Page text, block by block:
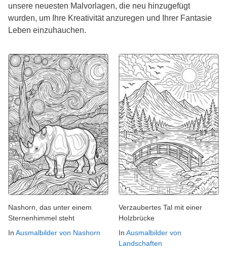
unsere neuesten Malvorlagen, die neu hinzugefügt
wurden, um Ihre Kreativität anzuregen und Ihrer Fantasie
Leben einzuhauchen.
Nashorn, das unter einem
Sternenhimmel steht
In Ausmalbilder von Nashorn
Verzaubertes Tal mit einer
Holzbrücke
In Ausmalbilder von
Landschaften